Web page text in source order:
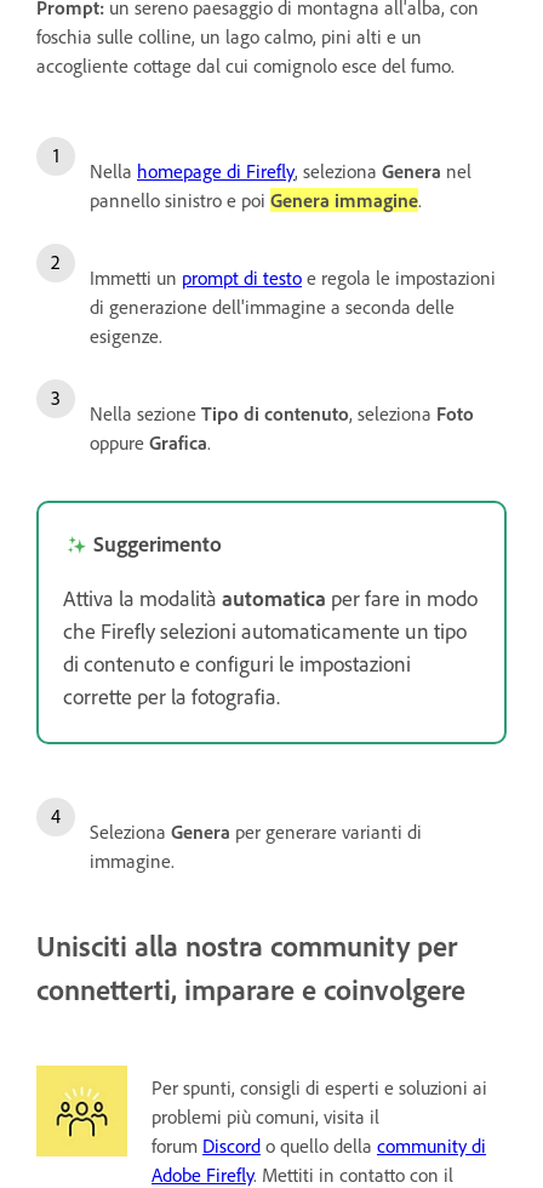
Prompt: un sereno paesaggio di montagna all'alba, con
foschia sulle colline, un lago calmo, pini alti e un
accogliente cottage dal cui comignolo esce del fumo.
Nella homepage di Firefly, seleziona Genera nel
pannello sinistro e poi Genera immagine.
Immetti un prompt di testo e regola le impostazioni
di generazione dell'immagine a seconda delle
esigenze.
Nella sezione Tipo di contenuto, seleziona Foto
oppure Grafica.
Suggerimento
Attiva la modalità automatica per fare in modo
che Firefly selezioni automaticamente un tipo
di contenuto e configuri le impostazioni
corrette per la fotografia.
Seleziona Genera per generare varianti di
immagine.
Unisciti alla nostra community per
connetterti, imparare e coinvolgere
Per spunti, consigli di esperti e soluzioni ai
problemi più comuni, visita il
forum Discord o quello della community di
Adobe Firefly. Mettiti in contatto con il